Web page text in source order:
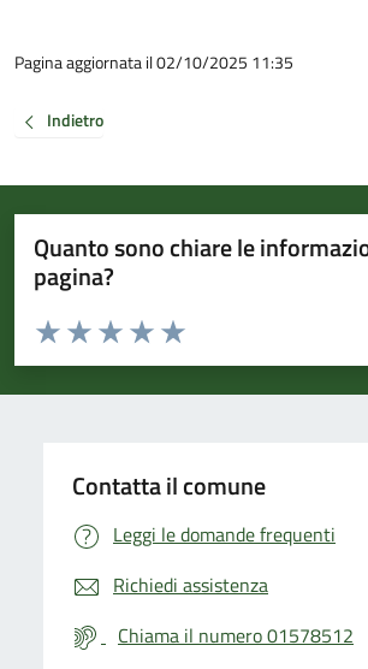
Pagina aggiornata il 02/10/2025 11:35
Indietro
Quanto sono chiare le
pagina?
Valuta da 1 a 5 stelle la pagina
Valuta 5 stelle su 5
Valuta 4 stelle su 5
Valuta 3 stelle su 5
Valuta 2 stelle su 5
Valuta 1 stelle su 5
Contatta il comune
Leggi le domande frequenti
Richiedi assistenza
Chiama il numero 01578512